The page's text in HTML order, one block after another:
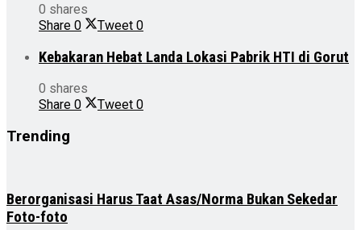
0 shares
Share 0 Tweet 0
Kebakaran Hebat Landa Lokasi Pabrik HTI di Gorut
0 shares
Share 0 Tweet 0
Trending
Berorganisasi Harus Taat Asas/Norma Bukan Sekedar
Foto-foto